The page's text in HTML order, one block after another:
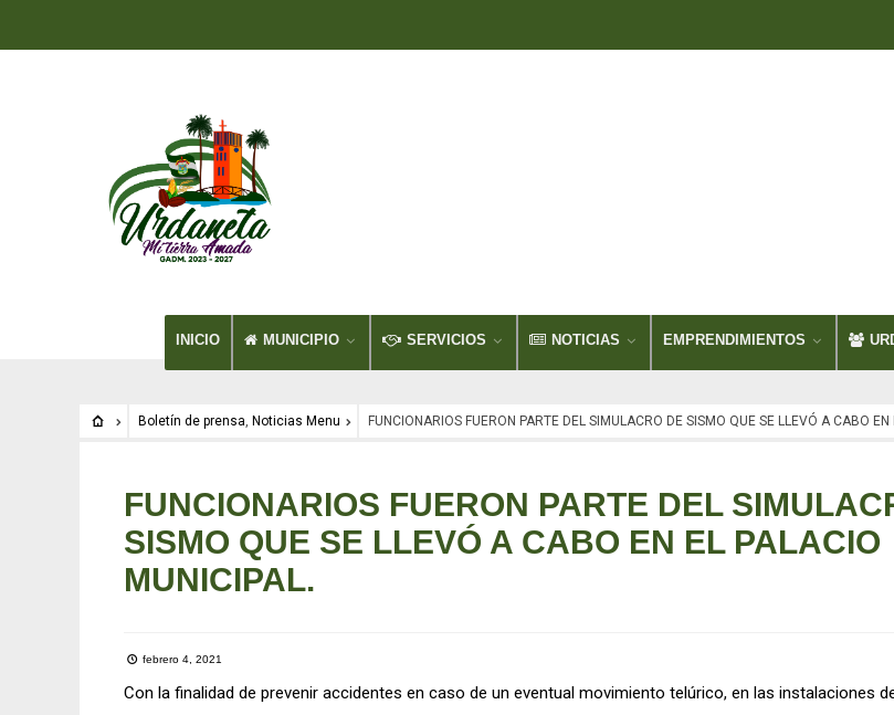
INICIO MUNICIPIO SERVICIOS NOTICIAS EMPRENDIMIENTOS
Boletín de prensa, Noticias Menu FUNCIONARIOS FUERON PARTE DEL SIMULACRO DE SISMO QUE SE LLEVÓ A CABO
Boletín de prensa•Noticias Menu
FUNCIONARIOS FUERON PARTE DEL
SISMO QUE SE LLEVÓ A CABO EN EL PALACIO
MUNICIPAL.
febrero 4, 2021
Con la finalidad de prevenir accidentes en caso de un eventual movimiento telúrico, en las instalaciones